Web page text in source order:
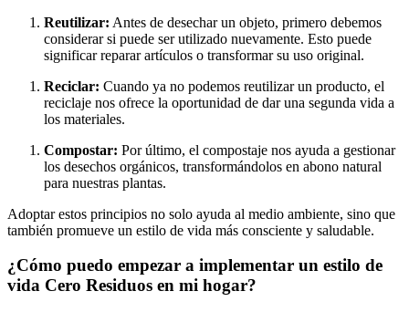
Reutilizar: Antes de desechar un objeto, primero debemos
considerar si puede ser utilizado nuevamente. Esto puede
significar reparar artículos o transformar su uso original.
Reciclar: Cuando ya no podemos reutilizar un producto, el
reciclaje nos ofrece la oportunidad de dar una segunda vida a
los materiales.
Compostar: Por último, el compostaje nos ayuda a gestionar
los desechos orgánicos, transformándolos en abono natural
para nuestras plantas.
Adoptar estos principios no solo ayuda al medio ambiente, sino que
también promueve un estilo de vida más consciente y saludable.
¿Cómo puedo empezar a implementar un estilo de
vida Cero Residuos en mi hogar?